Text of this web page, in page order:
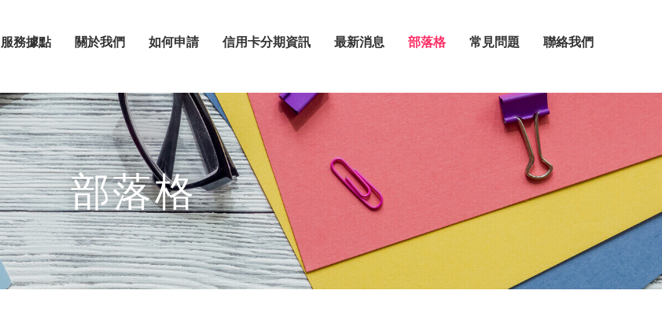
服務據點 關於我們 如何申請 信用卡分期資訊 最新消息 部落格 常見問題 聯絡我們
部落格